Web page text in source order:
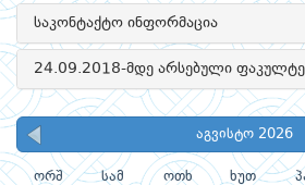
საკონტაქტო ინფორმაცია
24.09.2018-მდე არსებული
აგვისტო 2026
ორშ სამ ოთხ ხუთ